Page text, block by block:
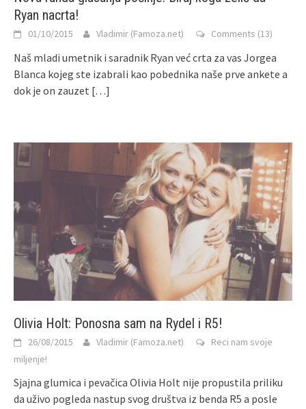
Ryan nacrta!
01/10/2015 Vladimir (Famoza.net) Comments (13)
Naš mladi umetnik i saradnik Ryan već crta za vas Jorgea
Blanca kojeg ste izabrali kao pobednika naše prve ankete a
dok je on zauzet […]
Olivia Holt: Ponosna sam na Rydel i R5!
26/08/2015 Vladimir (Famoza.net)
Reci nam svoje
miljenje!
Sjajna glumica i pevačica Olivia Holt nije propustila priliku
da uživo pogleda nastup svog društva iz benda R5 a posle